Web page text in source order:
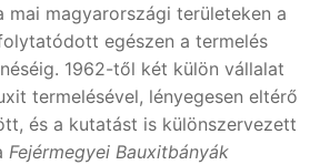
mai magyarországi területeken a
egészen a termelés
1962-től két külön vállalat
termelésével, lényegesen eltérő
és a kutatást is különszervezett
Fejérmegyei Bauxitbányák